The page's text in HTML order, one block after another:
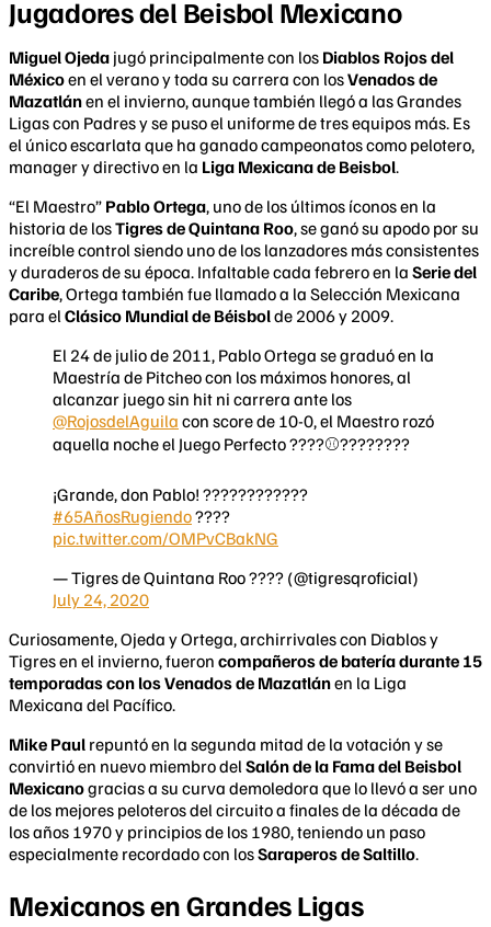
​Jugadores del Beisbol Mexicano
Miguel Ojeda jugó principalmente con los Diablos Rojos del
Méxicoen el verano y toda su carrera con losVenados de
Mazatlánen el invierno, aunque también llegó a las Grandes
Ligas con Padres y se puso el uniforme de tres equipos más. Es
el único escarlata que ha ganado campeonatos como pelotero,
manager y directivo en la Liga Mexicana de Beisbol.
“El Maestro” Pablo Ortega, uno de los últimos íconos en la
historia de losTigres de Quintana Roo, se ganó su apodo por su
increíble control siendo uno de los lanzadores más consistentes
y duraderos de su época. Infaltable cada febrero en la Serie del
Caribe, Ortega también fue llamado a la Selección Mexicana
para elClásico Mundial de Béisbolde 2006 y 2009.
El 24 de julio de 2011, Pablo Ortega se graduó en la
Maestría de Pitcheo con los máximos honores, al
alcanzar juego sin hit ni carrera ante los
@RojosdelAguila con score de 10-0, el Maestro rozó
aquella noche el Juego Perfecto ????⚾????????
¡Grande, don Pablo! ????????‍????
#65AñosRugiendo????
pic.twitter.com/OMPvCBakNG
— Tigres de Quintana Roo ???? (@tigresqroficial)
July 24, 2020
Curiosamente, Ojeda y Ortega, archirrivales con Diablos y
Tigres en el invierno, fueron compañeros de batería durante 15
temporadas con los Venados de Mazatlánen la Liga
Mexicana del Pacífico.
Mike Paul repuntó en la segunda mitad de la votación y se
convirtió en nuevo miembro delSalón de la Fama del Beisbol
Mexicanogracias a su curva demoledora que lo llevó a ser uno
de los mejores peloteros del circuito a finales de la década de
los años 1970 y principios de los 1980, teniendo un paso
especialmente recordado con losSaraperos de Saltillo.
Mexicanos en Grandes Ligas